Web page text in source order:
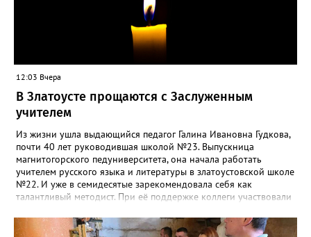
12:03 Вчера
В Златоусте прощаются с Заслуженным
учителем
Из жизни ушла выдающийся педагог Галина Ивановна Гудкова,
почти 40 лет руководившая школой №23. Выпускница
магнитогорского педуниверситета, она начала работать
учителем русского языка и литературы в златоустовской школе
№22. И уже в семидесятые зарекомендовала себя как
талантливый методист. При её поддержке коллеги участвовали
«Благодаря её мудрому руководству в школе сформировался
сильный педагогический коллектив, объединённый общими